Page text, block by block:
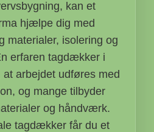
kan et
hjælpe dig med
materialer, isolering og
erfaren tagdækker i
arbejdet udføres med
og mange tilbyder
og håndværk.
tagdækker får du et